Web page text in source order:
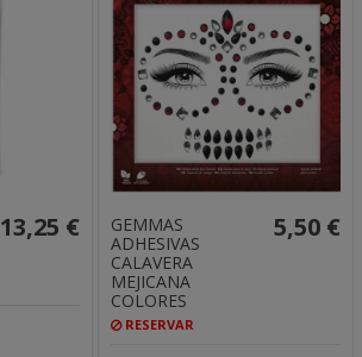
13,25 €
GEMMAS
ADHESIVAS
CALAVERA
MEJICANA
COLORES
RESERVAR
5,50 €